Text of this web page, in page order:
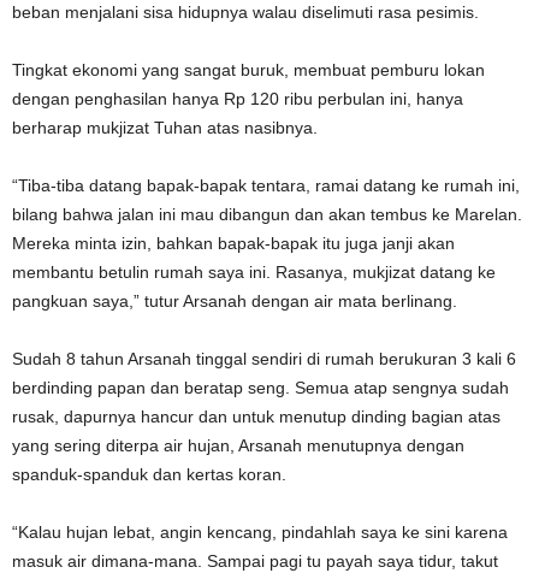
beban menjalani sisa hidupnya walau diselimuti rasa pesimis.
Tingkat ekonomi yang sangat buruk, membuat pemburu lokan
dengan penghasilan hanya Rp 120 ribu perbulan ini, hanya
berharap mukjizat Tuhan atas nasibnya.
“Tiba-tiba datang bapak-bapak tentara, ramai datang ke rumah ini,
bilang bahwa jalan ini mau dibangun dan akan tembus ke Marelan.
Mereka minta izin, bahkan bapak-bapak itu juga janji akan
membantu betulin rumah saya ini. Rasanya, mukjizat datang ke
pangkuan saya,” tutur Arsanah dengan air mata berlinang.
Sudah 8 tahun Arsanah tinggal sendiri di rumah berukuran 3 kali 6
berdinding papan dan beratap seng. Semua atap sengnya sudah
rusak, dapurnya hancur dan untuk menutup dinding bagian atas
yang sering diterpa air hujan, Arsanah menutupnya dengan
spanduk-spanduk dan kertas koran.
“Kalau hujan lebat, angin kencang, pindahlah saya ke sini karena
masuk air dimana-mana. Sampai pagi tu payah saya tidur, takut